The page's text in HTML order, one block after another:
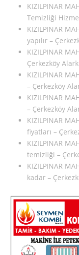
KIZILPINAR
Temizliği
KIZILPINAR
yapılır –
KIZILPINAR
Çerkezköy
KIZILPINAR
– Çerkezköy
KIZILPINAR
– Çerkezköy
KIZILPINAR
fiyatları –
KIZILPINAR
temizliği –
KIZILPINAR
kadar –